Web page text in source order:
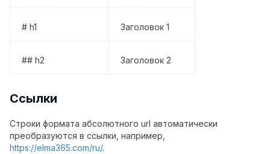
# h1 Заголовок 1
## h2 Заголовок 2
Ссылки
Строки формата абсолютного url автоматически
преобразуются в ссылки, например,
https://elma365.com/ru/.